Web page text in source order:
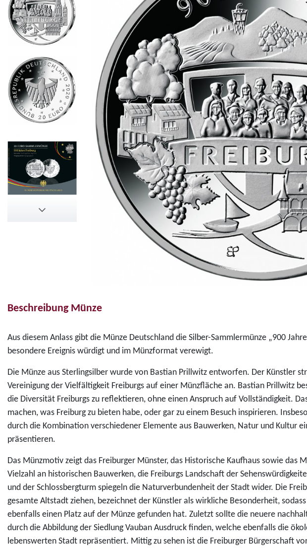
Beschreibung Münze
Aus diesem Anlass gibt die Münze Deutschland die Silber-Sammlermünze „900
besondere Ereignis würdigt und im Münzformat verewigt.
Die Münze aus Sterlingsilber wurde von Bastian Prillwitz entworfen. Der Künstler
Vereinigung der Vielfältigkeit Freiburgs auf einer Münzfläche an. Bastian Prillwitz
die Diversität Freiburgs zu reflektieren, ohne einen Anspruch auf Vollständigkeit.
machen, was Freiburg zu bieten habe, oder gar zu einem Besuch inspirieren.
durch die Kombination verschiedener Elemente aus Bauwerken, Natur und Kultur
präsentieren.
Das Münzmotiv zeigt das Freiburger Münster, das Historische Kaufhaus sowie
Vielzahl an historischen Bauwerken, die Freiburgs Landschaft der
und der Schlossbergturm spiegeln die Naturverbundenheit der Stadt wider. Die
gesamte Altstadt ziehen, bezeichnet der Künstler als wirkliche Besonderheit,
ebenfalls einen Platz auf der Münze gefunden hat. Zuletzt sollte die neuere
durch die Abbildung der Siedlung Vauban Ausdruck finden, welche ebenfalls die
lebenswerten Stadt repräsentiert. Mittig zu sehen ist die Freiburger Bürgerschaft